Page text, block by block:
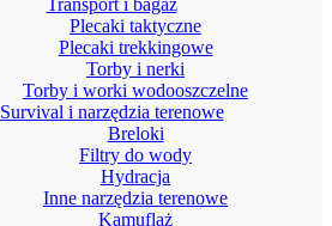
Plecaki taktyczne
Plecaki trekkingowe
Torby i nerki
Torby i worki wodooszczelne
Survival i narzędzia terenowe
Breloki
Filtry do wody
Hydracja
Inne narzędzia terenowe
Kamuflaż